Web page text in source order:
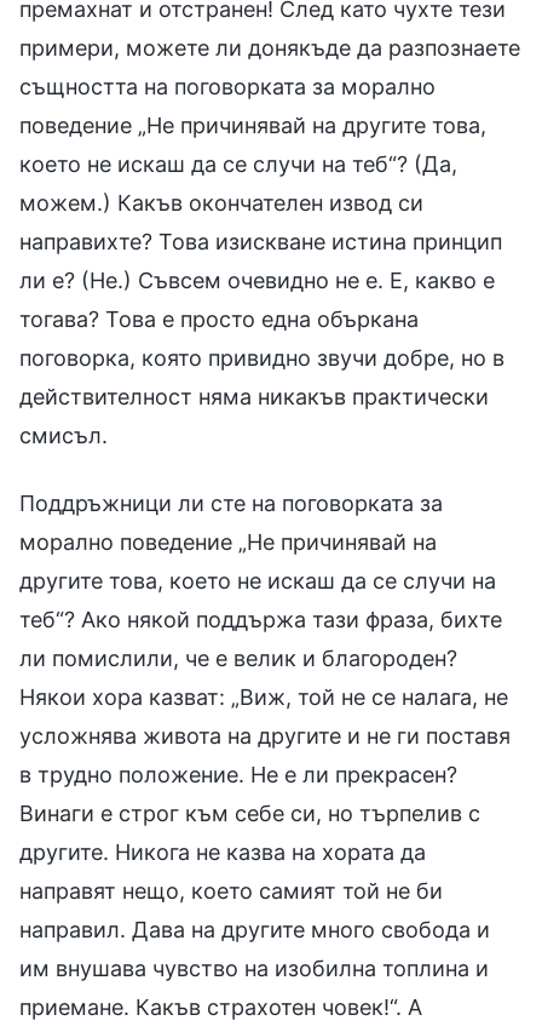
премахнат и отстранен! След като чухте тези
примери, можете ли донякъде да разпознаете
същността на поговорката за морално
поведение „Не причинявай на другите това,
което не искаш да се случи на теб“? (Да,
можем.) Какъв окончателен извод си
направихте? Това изискване истина принцип
ли е? (Не.) Съвсем очевидно не е. Е, какво е
тогава? Това е просто една объркана
поговорка, която привидно звучи добре, но в
действителност няма никакъв практически
смисъл.
Поддръжници ли сте на поговорката за
морално поведение „Не причинявай на
другите това, което не искаш да се случи на
теб“? Ако някой поддържа тази фраза, бихте
ли помислили, че е велик и благороден?
Някои хора казват: „Виж, той не се налага, не
усложнява живота на другите и не ги поставя
в трудно положение. Не е ли прекрасен?
Винаги е строг към себе си, но търпелив с
другите. Никога не казва на хората да
направят нещо, което самият той не би
направил. Дава на другите много свобода и
им внушава чувство на изобилна топлина и
приемане. Какъв страхотен човек!“. А